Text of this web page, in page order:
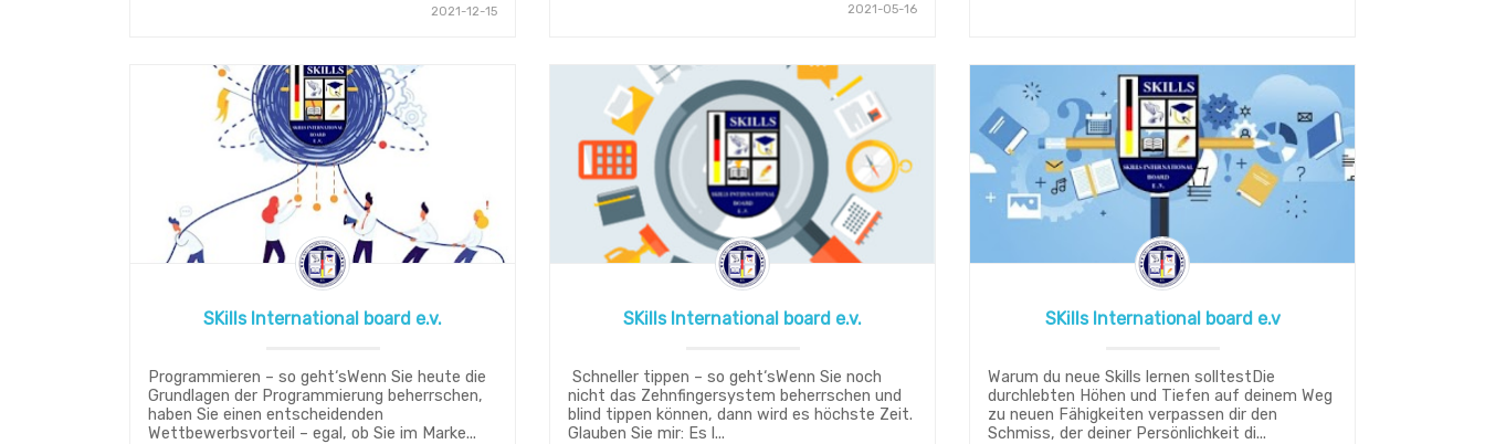
2021-12-15 2021-05-16
SKills International board e.v.
Programmieren – so geht‘sWenn Sie heute die
Grundlagen der Programmierung beherrschen,
haben Sie einen entscheidenden
Wettbewerbsvorteil – egal, ob Sie im Marke...
SKills International board e.v.
Schneller tippen – so geht‘sWenn Sie noch
nicht das Zehnfingersystem beherrschen und
blind tippen können, dann wird es höchste Zeit.
Glauben Sie mir: Es l...
SKills International board e.v
Warum du neue Skills lernen solltestDie
durchlebten Höhen und Tiefen auf deinem Weg
zu neuen Fähigkeiten verpassen dir den
Schmiss, der deiner Persönlichkeit di...